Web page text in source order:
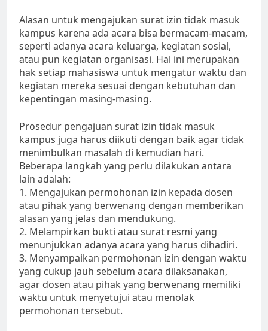
Alasan untuk mengajukan surat izin tidak masuk
kampus karena ada acara bisa bermacam-macam,
seperti adanya acara keluarga, kegiatan sosial,
atau pun kegiatan organisasi. Hal ini merupakan
hak setiap mahasiswa untuk mengatur waktu dan
kegiatan mereka sesuai dengan kebutuhan dan
kepentingan masing-masing.
Prosedur pengajuan surat izin tidak masuk
kampus juga harus diikuti dengan baik agar tidak
menimbulkan masalah di kemudian hari.
Beberapa langkah yang perlu dilakukan antara
lain adalah:
1. Mengajukan permohonan izin kepada dosen
atau pihak yang berwenang dengan memberikan
alasan yang jelas dan mendukung.
2. Melampirkan bukti atau surat resmi yang
menunjukkan adanya acara yang harus dihadiri.
3. Menyampaikan permohonan izin dengan waktu
yang cukup jauh sebelum acara dilaksanakan,
agar dosen atau pihak yang berwenang memiliki
waktu untuk menyetujui atau menolak
permohonan tersebut.